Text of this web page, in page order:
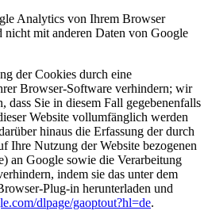
Analytics von Ihrem Browser
mit anderen Daten von Google
der Cookies durch eine
Browser-Software verhindern; wir
dass Sie in diesem Fall gegebenenfalls
Website vollumfänglich werden
hinaus die Erfassung der durch
Ihre Nutzung der Website bezogenen
an Google sowie die Verarbeitung
indem sie das unter dem
Plug-in herunterladen und
dlpage/gaoptout?hl=de.